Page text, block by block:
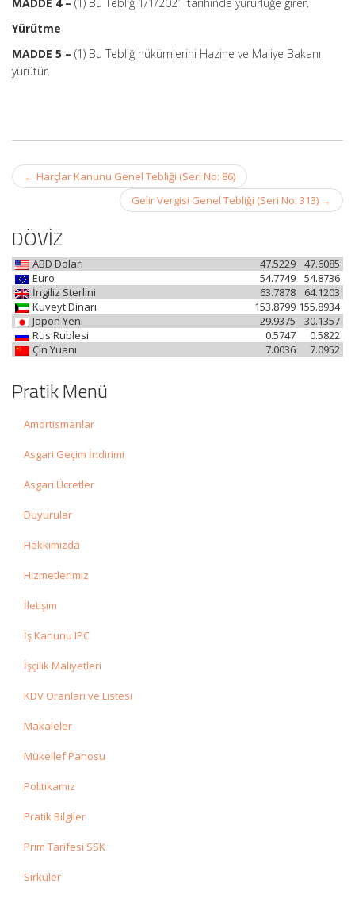
Yürütme
MADDE 5 – (1) Bu Tebliğ hükümlerini Hazine ve Maliye Bakanı
yürütür.
Post
navigation
← Harçlar Kanunu Genel Tebliği (Seri No: 86)
Gelir Vergisi Genel Tebliği (Seri No: 313) →
DÖVİZ
ABD Doları 47.6085
47.5229
Euro
54.8736
54.7749
İngiliz Sterlini
64.1203
63.7878
Kuveyt Dinarı
155.8934
153.8799
Japon Yeni
30.1357
29.9375
Rus Rublesi
0.5822
0.5747
Çin Yuanı
7.0952
7.0036
Pratik Menü
Amortismanlar
Asgari Geçim İndirimi
Asgari Ücretler
Duyurular
Hakkımızda
Hizmetlerimiz
İletişim
İş Kanunu IPC
İşçilik Maliyetleri
KDV Oranları ve Listesi
Makaleler
Mükellef Panosu
Politikamız
Pratik Bilgiler
Prim Tarifesi SSK
Sirküler